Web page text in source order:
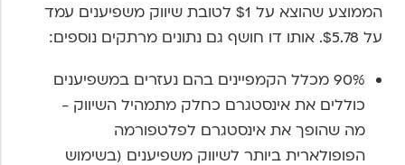
הממוצע שהוצא על $1 לטובת שיווק משפיענים עמד
על $5.78. אותו דו חושף גם נתונים מרתקים נוספים:
90% מכלל הקמפיינים בהם נעזרים במשפיענים
כוללים את אינסטגרם כחלק מתמהיל השיווק -
מה שהופך את אינסטגרם לפלטפורמה
הפופולארית ביותר לשיווק משפיענים (בשימוש